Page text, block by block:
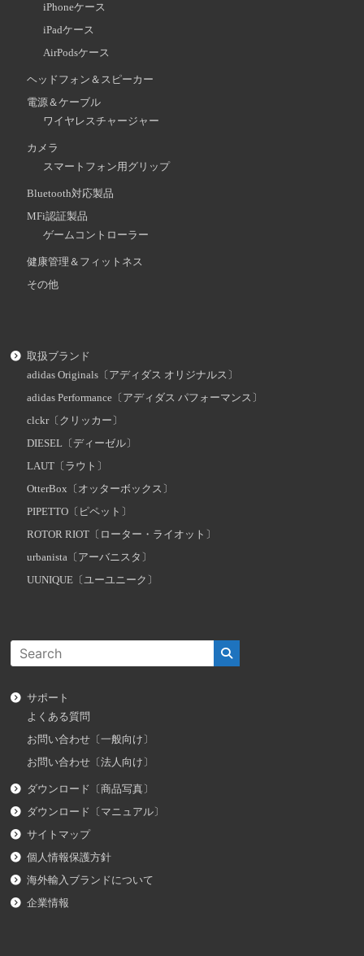
iPhoneケース
iPadケース
AirPodsケース
ヘッドフォン＆スピーカー
電源＆ケーブル
ワイヤレスチャージャー
カメラ
スマートフォン用グリップ
Bluetooth対応製品
MFi認証製品
ゲームコントローラー
健康管理＆フィットネス
その他
取扱ブランド
adidas Originals〔アディダス オリジナルス〕
adidas Performance〔アディダス パフォーマンス〕
clckr〔クリッカー〕
DIESEL〔ディーゼル〕
LAUT〔ラウト〕
OtterBox〔オッターボックス〕
PIPETTO〔ピペット〕
ROTOR RIOT〔ローター・ライオット〕
urbanista〔アーバニスタ〕
UUNIQUE〔ユーユニーク〕
サポート
よくある質問
お問い合わせ〔一般向け〕
お問い合わせ〔法人向け〕
ダウンロード〔商品写真〕
ダウンロード〔マニュアル〕
サイトマップ
個人情報保護方針
海外輸入ブランドについて
企業情報